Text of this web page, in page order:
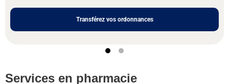
Transférez vos ordonnances
Services en pharmacie